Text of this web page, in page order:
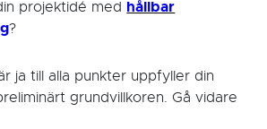
projektidé med hållbar
?
ja till alla punkter uppfyller din
grundvillkoren. Gå vidare